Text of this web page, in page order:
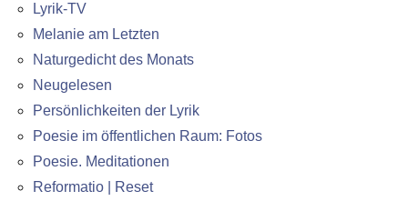
Lyrik-TV
Melanie am Letzten
Naturgedicht des Monats
Neugelesen
Persönlichkeiten der Lyrik
Poesie im öffentlichen Raum: Fotos
Poesie. Meditationen
Reformatio | Reset